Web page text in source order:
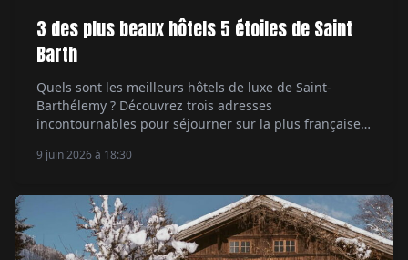
3 des plus beaux hôtels 5 étoiles de Saint
Barth
Quels sont les meilleurs hôtels de luxe de Saint-
Barthélemy ? Découvrez trois adresses
incontournables pour séjourner sur la plus française
9 juin 2026 à 18:30